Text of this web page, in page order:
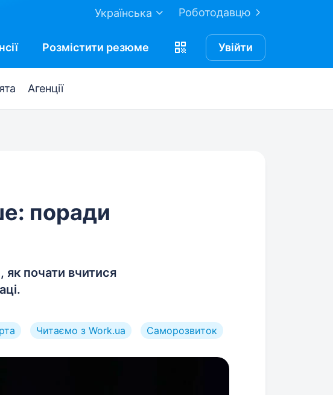
Роботодавцю
Українська
Розмістити резюме Увійти
Агенції
поради
почати вчитися
Читаємо з Work.ua Саморозвиток